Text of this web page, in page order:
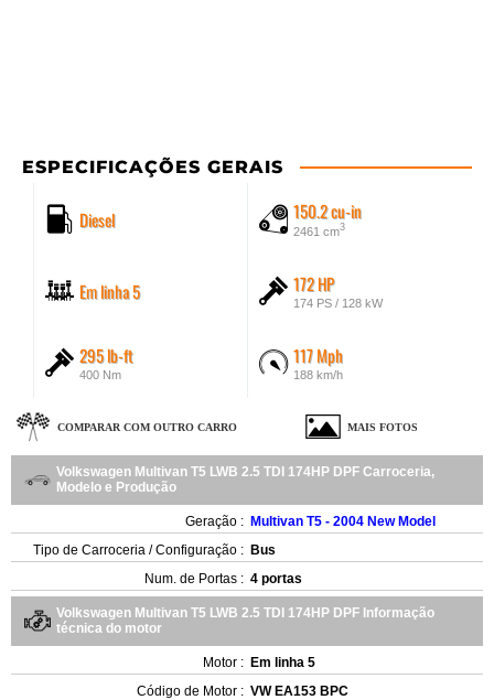
ESPECIFICAÇÕES GERAIS
Diesel 150.2 cu-in
2461 cm3
Em linha 5 172 HP
174 PS / 128 kW
295 lb-ft
400 Nm
117 Mph
188 km/h
COMPARAR COM OUTRO CARRO MAIS FOTOS
Volkswagen Multivan T5 LWB 2.5 TDI 174HP DPF Carroceria,
Modelo e Produção
Geração : Multivan T5 - 2004 New Model
Tipo de Carroceria / Configuração : Bus
Num. de Portas : 4 portas
Volkswagen Multivan T5 LWB 2.5 TDI 174HP DPF Informação
técnica do motor
Motor : Em linha 5
Código de Motor : VW EA153 BPC